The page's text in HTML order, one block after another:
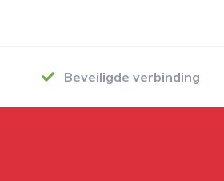
Beveiligde verbinding